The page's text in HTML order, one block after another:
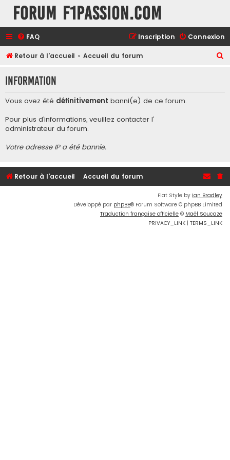
Forum F1Passion.com
FAQ Connexion
Inscription
Retour à l'accueil Accueil du forum
h
Information
Vous avez été définitivement banni(e) de ce forum.
Pour plus d’informations, veuillez contacter l’
administrateur du forum.
Votre adresse IP a été bannie.
Retour à l'accueil Accueil du forum
Flat Style by Ian Bradley
Développé par phpBB® Forum Software © phpBB Limited
Traduction française officielle © Maël Soucaze
PRIVACY_LINK | TERMS_LINK